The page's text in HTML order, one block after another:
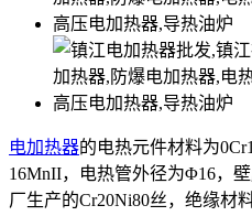
电加热器的电热元件材料为
16MnII，电热管外径为Φ16，
厂生产的Cr20Ni80丝，绝缘材